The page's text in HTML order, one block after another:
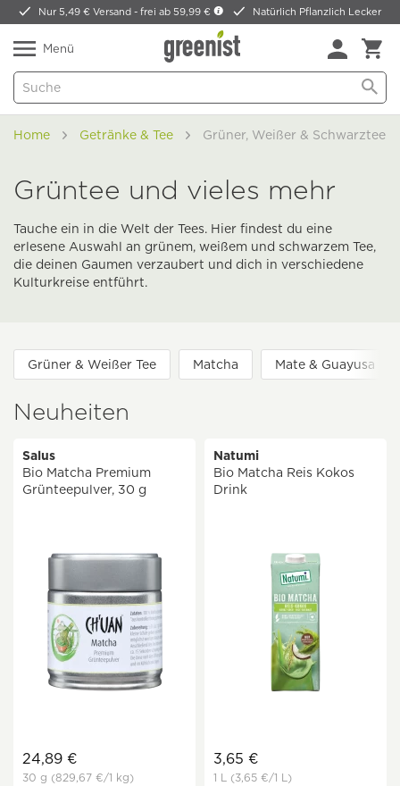
Nur 5,49 € Versand -frei ab 59,99 € Natürlich Pflanzlich Lecker
Menü
Home Getränke & Tee Grüner, Weißer & Schwarztee
Grüntee und vieles mehr
Tauche ein in die Welt der Tees. Hier findest du eine
erlesene Auswahl an grünem, weißem und schwarzem Tee,
die deinen Gaumen verzaubert und dich in verschiedene
Kulturkreise entführt.
Grüner & Weißer Tee Matcha Mate & Guayusa
Neuheiten
Salus
Bio Matcha Premium
Grünteepulver, 30 g
24,89 €
30 g (829,67 €/1 kg)
Natumi
Bio Matcha Reis Kokos
Drink
3,65 €
1 L (3,65 €/1 L)